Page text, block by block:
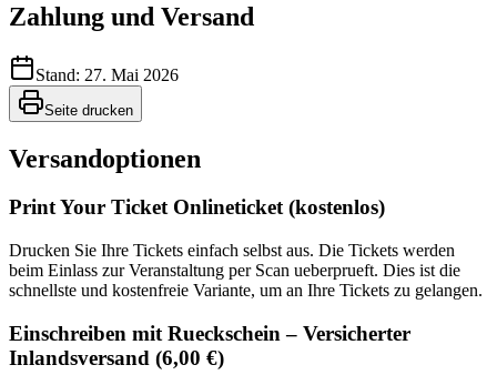
Zahlung und Versand
Stand: 27. Mai 2026
Seite drucken
Versandoptionen
Print Your Ticket Onlineticket (kostenlos)
Drucken Sie Ihre Tickets einfach selbst aus. Die Tickets werden
beim Einlass zur Veranstaltung per Scan ueberprueft. Dies ist die
schnellste und kostenfreie Variante, um an Ihre Tickets zu gelangen.
Einschreiben mit Rueckschein – Versicherter
Inlandsversand (6,00 €)